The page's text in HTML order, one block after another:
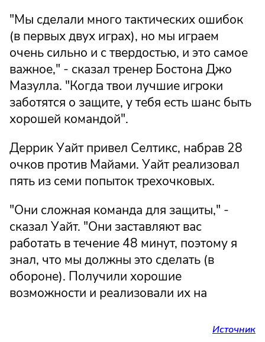
"Мы сделали много тактических ошибок
(в первых двух играх), но мы играем
очень сильно и с твердостью, и это самое
важное," - сказал тренер Бостона Джо
Мазулла. "Когда твои лучшие игроки
заботятся о защите, у тебя есть шанс быть
хорошей командой".
Деррик Уайт привел Селтикс, набрав 28
очков против Майами. Уайт реализовал
пять из семи попыток трехочковых.
"Они сложная команда для защиты," -
сказал Уайт. "Они заставляют вас
работать в течение 48 минут, поэтому я
знал, что мы должны это сделать (в
обороне). Получили хорошие
возможности и реализовали их на
Источник